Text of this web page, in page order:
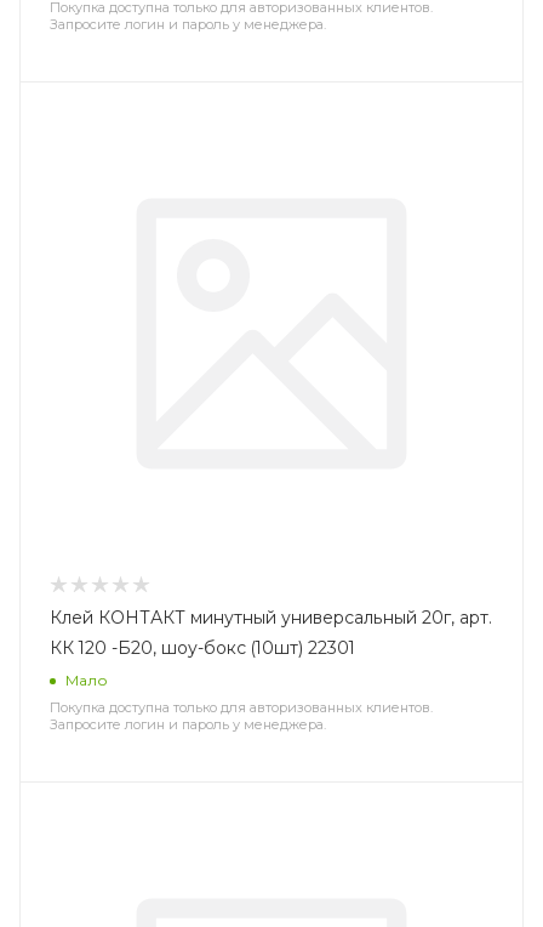
Покупка доступна только для авторизованных клиентов.
Запросите логин и пароль у менеджера.
Клей КОНТАКТ минутный универсальный 20г, арт.
КК 120 -Б20, шоу-бокс (10шт) 22301
Мало
Покупка доступна только для авторизованных клиентов.
Запросите логин и пароль у менеджера.